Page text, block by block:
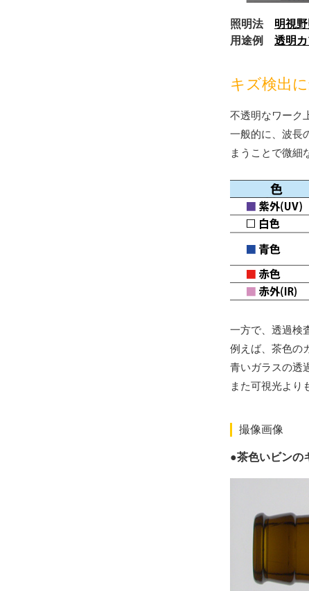
照明法 明視
用途例 透明
キズ検出
不透明なワーク
一般的に、波長
まうことで微細
一方で、透過検
例えば、茶色の
青いガラスの透
また可視光より
撮像画像
●茶色いビンの